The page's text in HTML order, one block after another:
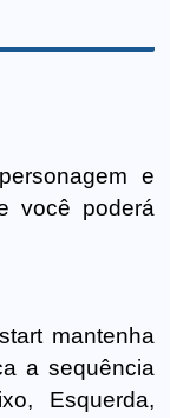
e
você poderá
mantenha
a sequência
Esquerda,